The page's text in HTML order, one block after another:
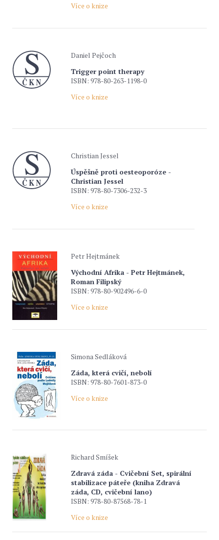
Více o knize
Daniel Pejčoch
Trigger point therapy
ISBN: 978-80-263-1198-0
Více o knize
Christian Jessel
Úspěšně proti oesteoporóze -
Christian Jessel
ISBN: 978-80-7306-232-3
Více o knize
Petr Hejtmánek
Východní Afrika - Petr Hejtmánek,
Roman Filipský
ISBN: 978-80-902496-6-0
Více o knize
Simona Sedláková
Záda, která cvičí, nebolí
ISBN: 978-80-7601-873-0
Více o knize
Richard Smíšek
Zdravá záda - Cvičební Set, spirální
stabilizace páteře (kniha Zdravá
záda, CD, cvičební lano)
ISBN: 978-80-87568-78-1
Více o knize